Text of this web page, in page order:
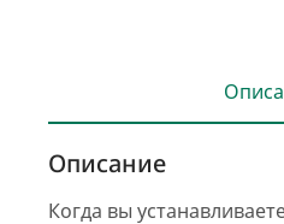
Описание
Когда вы